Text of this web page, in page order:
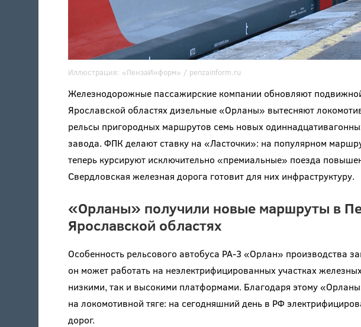
Иллюстрация: «ПензаИнформ» / penzainform.ru
Железнодорожные пассажирские компании обновляют
Ярославской областях дизельные «Орланы» вытесняют
рельсы пригородных маршрутов семь новых
завода. ФПК делают ставку на «Ласточки»: на популярном
теперь курсируют исключительно «премиальные» поезда
Свердловская железная дорога готовит для них инфраструктуру.
«Орланы» получили новые маршруты в
Ярославской областях
Особенность рельсового автобуса РА-3 «Орлан» производства
он может работать на неэлектрифицированных участках
низкими, так и высокими платформами. Благодаря этому
на локомотивной тяге: на сегодняшний день в РФ
дорог.